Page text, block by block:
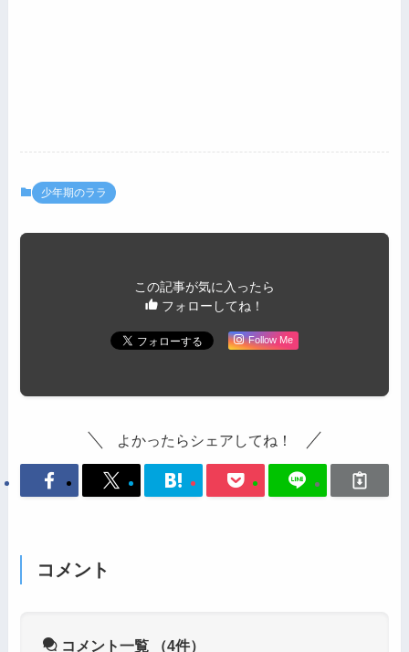
少年期のララ
この記事が気に入ったら
フォローしてね！
Follow Me
よかったらシェアしてね！
コメント
コメント一覧 （4件）